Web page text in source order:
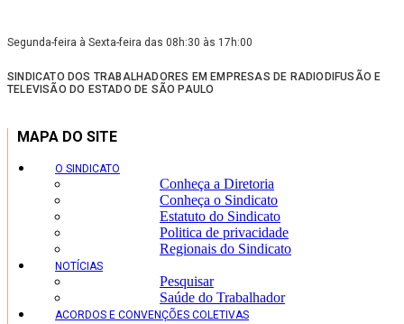
Segunda-feira à Sexta-feira das 08h:30 às 17h:00
SINDICATO DOS TRABALHADORES EM EMPRESAS DE RADIODIFUSÃO E
TELEVISÃO DO ESTADO DE SÃO PAULO
MAPA DO SITE
O SINDICATO
Conheça a Diretoria
Conheça o Sindicato
Estatuto do Sindicato
Politica de privacidade
Regionais do Sindicato
NOTÍCIAS
Pesquisar
Saúde do Trabalhador
ACORDOS E CONVENÇÕES COLETIVAS